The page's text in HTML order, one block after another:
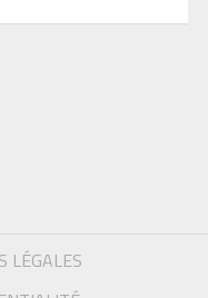
LÉGALES